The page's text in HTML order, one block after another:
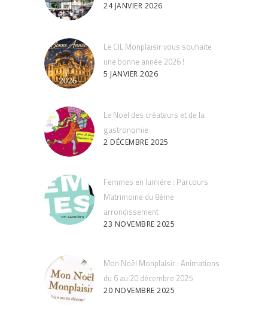
24 JANVIER 2026
Le CIL Monplaisir vous souhaite
une bonne année 2026 !
5 JANVIER 2026
Le Noël des créateurs et de la
gastronomie
2 DÉCEMBRE 2025
Femmes en lumière : Parcours
Matrimoine du 8ème
arrondissement
23 NOVEMBRE 2025
Mon Noël Monplaisir : Animations
du 6 au 20 décembre 2025
20 NOVEMBRE 2025